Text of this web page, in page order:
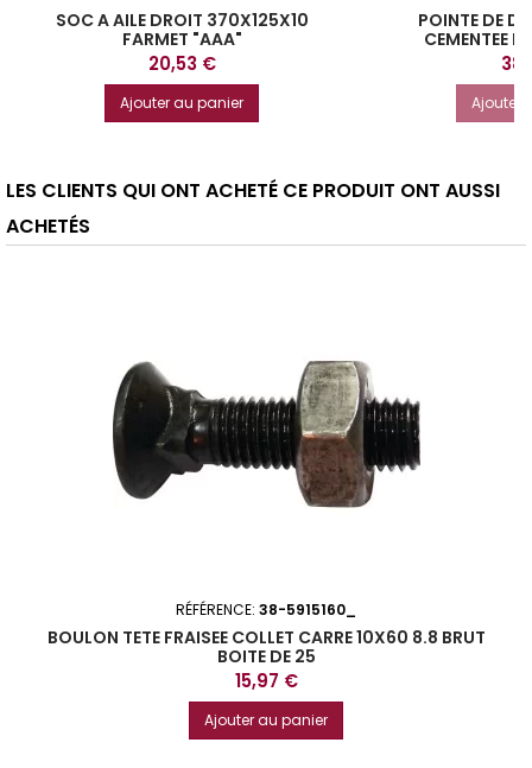
SOC A AILE DROIT 370X125X10
FARMET "AAA"
Prix
20,53 €
Ajouter au panier
POINTE DE
CEMENTEE
Prix
Ajouter
LES CLIENTS QUI ONT ACHETÉ CE PRODUIT ONT AUSSI
ACHETÉS
RÉFÉRENCE: 38-5915160_
BOULON TETE FRAISEE COLLET CARRE 10X60 8.8 BRUT
BOITE DE 25
Prix
15,97 €
Ajouter au panier